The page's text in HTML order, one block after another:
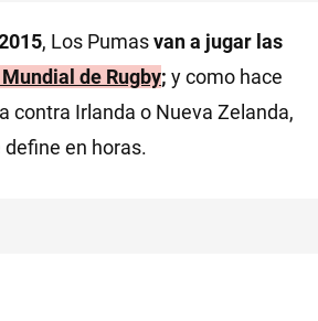
, Los Pumasvan a jugar las
Mundial de Rugby; y como hace
contra Irlanda o Nueva Zelanda,
en horas.